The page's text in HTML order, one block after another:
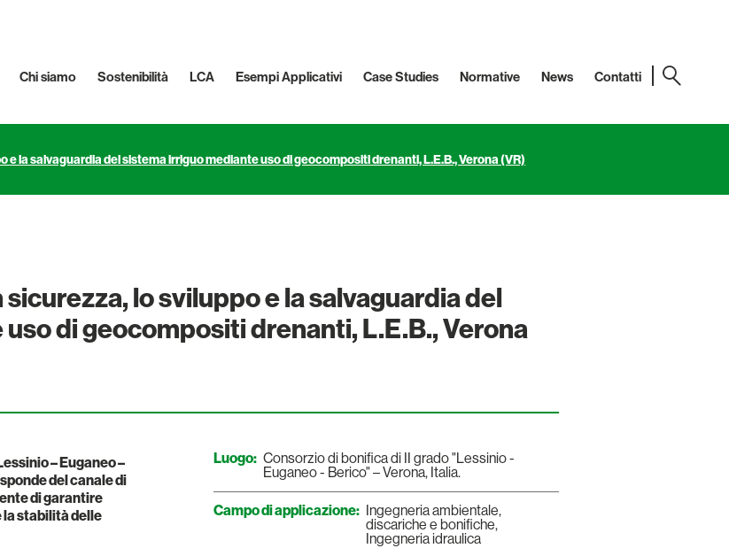
Chi siamo Sostenibilità LCA Esempi Applicativi Case Studies Normative News Contatti
e la salvaguardia del sistema irriguo mediante uso di geocompositi drenanti, L.E.B., Verona (VR)
lo sviluppo e la salvaguardia del
di geocompositi drenanti, L.E.B., Verona
– Euganeo –
del canale di
di garantire
stabilità delle
Luogo: Consorzio di bonifica di II grado "Lessinio -
Euganeo - Berico" – Verona, Italia.
Campo di applicazione: Ingegneria ambientale,
discariche e bonifiche,
Ingegneria idraulica